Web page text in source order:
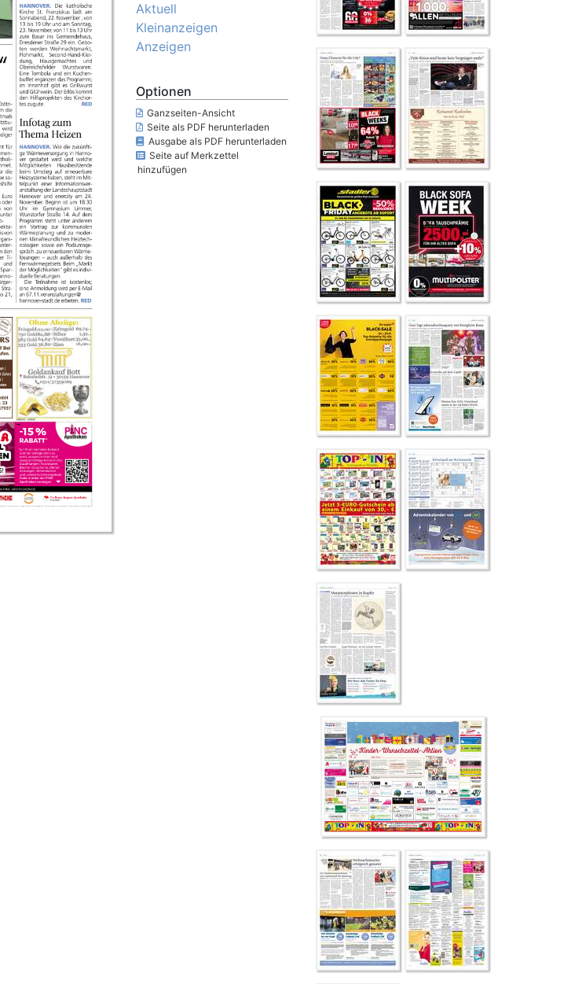
Aktuell
Kleinanzeigen
Anzeigen
Optionen
Ganzseiten-Ansicht
Seite als PDF herunterladen
Ausgabe als PDF herunterladen
Seite auf Merkzettel
hinzufügen